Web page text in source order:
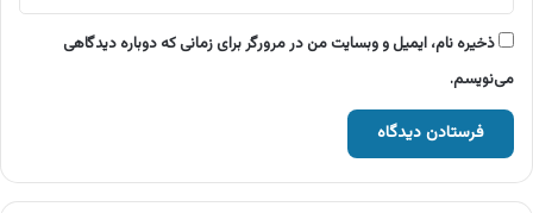
ذخیره نام، ایمیل و وبسایت من در مرورگر برای زمانی که دوباره دیدگاهی
می‌نویسم.